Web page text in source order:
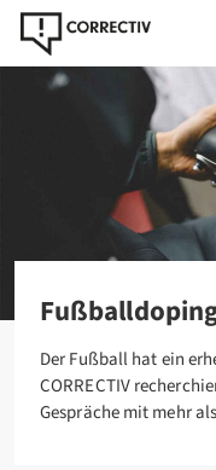
Startseite Themen
Der Fußball hat ein
CORRECTIV
Gespräche mit mehr